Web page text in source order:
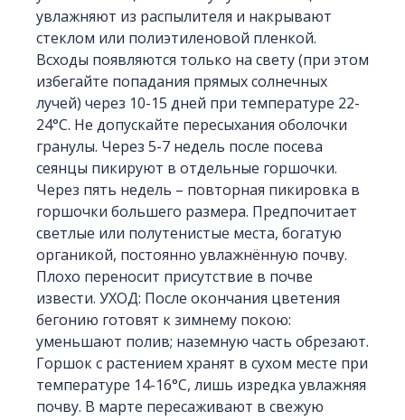
увлажняют из распылителя и накрывают
стеклом или полиэтиленовой пленкой.
Всходы появляются только на свету (при этом
избегайте попадания прямых солнечных
лучей) через 10-15 дней при температуре 22-
24°С. Не допускайте пересыхания оболочки
гранулы. Через 5-7 недель после посева
сеянцы пикируют в отдельные горшочки.
Через пять недель – повторная пикировка в
горшочки большего размера. Предпочитает
светлые или полутенистые места, богатую
органикой, постоянно увлажнённую почву.
Плохо переносит присутствие в почве
извести. УХОД: После окончания цветения
бегонию готовят к зимнему покою:
уменьшают полив; наземную часть обрезают.
Горшок с растением хранят в сухом месте при
температуре 14-16°С, лишь изредка увлажняя
почву. В марте пересаживают в свежую